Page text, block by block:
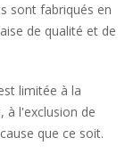
sont fabriqués en
de qualité et de
limitée à la
à l'exclusion de
que ce soit.